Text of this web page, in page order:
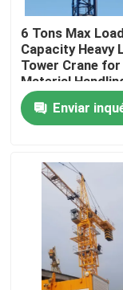
Fábrica
Controle de
Fale Conosco
Pedir um
Guindaste de
Guindaste de
6 Tons Max Load
Capacity Heavy
Tower Crane for
Material
Requirements
Enviar